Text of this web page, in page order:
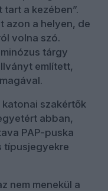
a kezében”.
azon a helyen, de
volna szó.
tárgy
említett,
szakértők
abban,
PAP-puska
típusjegyekre
nem menekül a